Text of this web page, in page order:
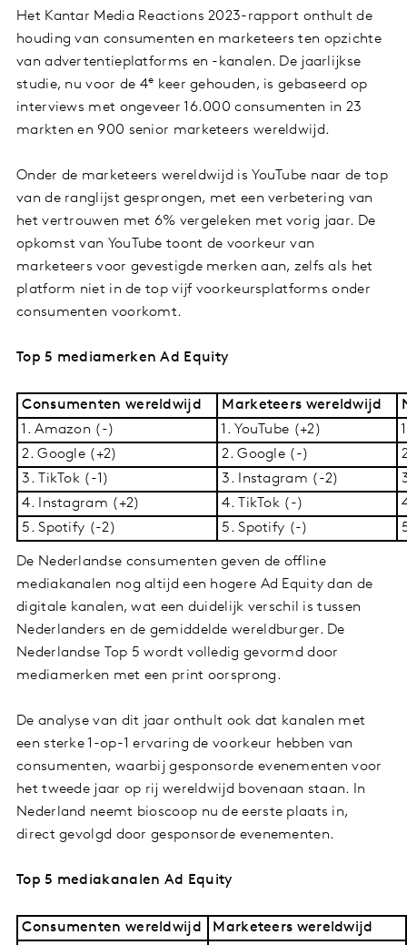
Het Kantar Media Reactions 2023-rapport onthult de
houding van consumenten en marketeers ten opzichte
van advertentieplatforms en -kanalen. De jaarlijkse
studie, nu voor de 4e keer gehouden, is gebaseerd op
interviews met ongeveer 16.000 consumenten in 23
markten en 900 senior marketeers wereldwijd.
Onder de marketeers wereldwijd is YouTube naar de top
van de ranglijst gesprongen, met een verbetering van
het vertrouwen met 6% vergeleken met vorig jaar. De
opkomst van YouTube toont de voorkeur van
marketeers voor gevestigde merken aan, zelfs als het
platform niet in de top vijf voorkeursplatforms onder
consumenten voorkomt.
Top 5 mediamerken Ad Equity
Consumenten wereldwijd Marketeers wereldwijd
1. Amazon (-)
1. YouTube (+2)
2. Google (+2)
2. Google (-)
3. TikTok (-1)
3. Instagram (-2)
4. Instagram (+2)
4. TikTok (-)
5. Spotify (-2)
5. Spotify (-)
De Nederlandse consumenten geven de offline
mediakanalen nog altijd een hogere Ad Equity dan de
digitale kanalen, wat een duidelijk verschil is tussen
Nederlanders en de gemiddelde wereldburger. De
Nederlandse Top 5 wordt volledig gevormd door
mediamerken met een print oorsprong.
De analyse van dit jaar onthult ook dat kanalen met
een sterke 1-op-1 ervaring de voorkeur hebben van
consumenten, waarbij gesponsorde evenementen voor
het tweede jaar op rij wereldwijd bovenaan staan. In
Nederland neemt bioscoop nu de eerste plaats in,
direct gevolgd door gesponsorde evenementen.
Top 5 mediakanalen Ad Equity
Consumenten wereldwijd Marketeers wereldwijd